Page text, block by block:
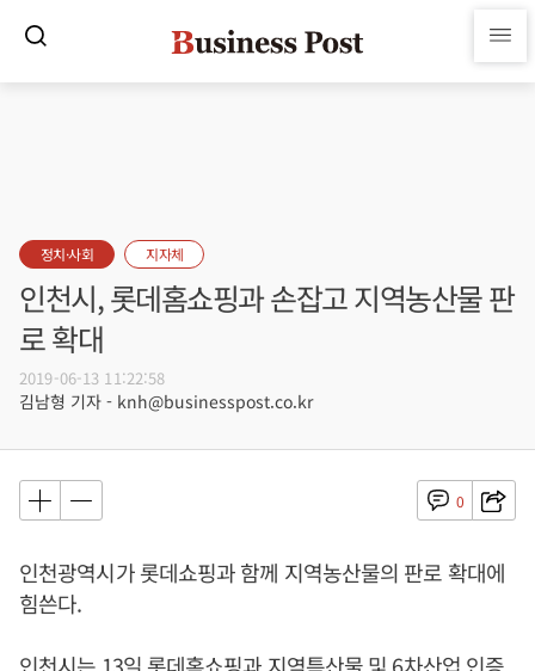
정치·사회 지자체
인천시, 롯데홈쇼핑과 손잡고 지역농산물 판
로 확대
2019-06-13 11:22:58
김남형 기자 - knh@businesspost.co.kr
0
인천광역시가 롯데쇼핑과 함께 지역농산물의 판로 확대에
힘쓴다.